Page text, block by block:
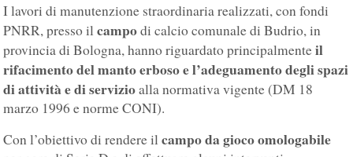
I lavori di manutenzione straordinaria realizzati, con fondi
PNRR, presso ilcampodi calcio comunale di Budrio, in
provincia di Bologna, hanno riguardato principalmenteil
rifacimento del manto erboso e l’adeguamento degli spazi
di attività e di servizioalla normativa vigente (DM 18
marzo 1996 e norme CONI).
Con l’obiettivo di rendere ilcampo da gioco omologabile